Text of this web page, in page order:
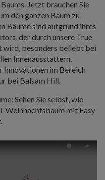
Jetzt brauchen Sie
den ganzen Baum zu
Bäume sind aufgrund ihres
der durch unsere True
wird, besonders beliebt bei
Innenausstattern.
Innovationen im Bereich
bei Balsam Hill.
Sehen Sie selbst, wie
Weihnachtsbaum mit Easy